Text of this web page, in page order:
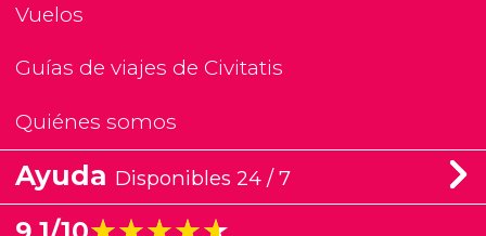
Vuelos
Guías de viajes de Civitatis
Quiénes somos
Ayuda Disponibles 24 / 7